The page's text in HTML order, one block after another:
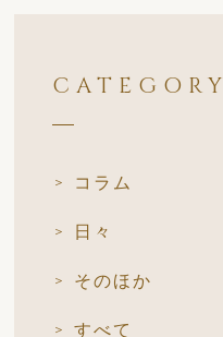
CATEGORY
コラム
日々
そのほか
すべて